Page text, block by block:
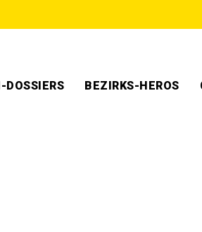
DOSSIERS BEZIRKS-HEROS